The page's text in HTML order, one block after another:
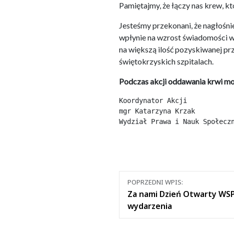
Pamiętajmy, że łączy nas krew,
Jesteśmy przekonani, że
wpłynie na wzrost świadomości
na większą ilość pozyskiwanej
świętokrzyskich szpitalach.
Podczas akcji oddawania krwi
Koordynator Akcji
mgr Katarzyna Krzak
Wydział Prawa i Nauk
Nawigacja
między
wpisami
POPRZEDNI WPIS:
Za nami Dzień Otwarty
wydarzenia